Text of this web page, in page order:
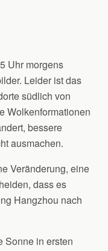
Uhr morgens
Leider ist das
südlich von
Wolkenformationen
bessere
ausmachen.
Veränderung, eine
dass es
Hangzhou nach
Sonne in ersten